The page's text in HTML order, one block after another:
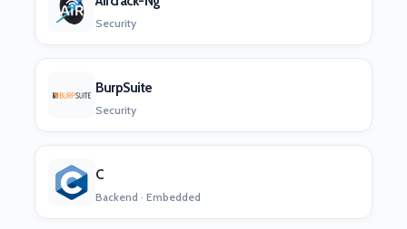
Security
BurpSuite
Security
C
Backend · Embedded